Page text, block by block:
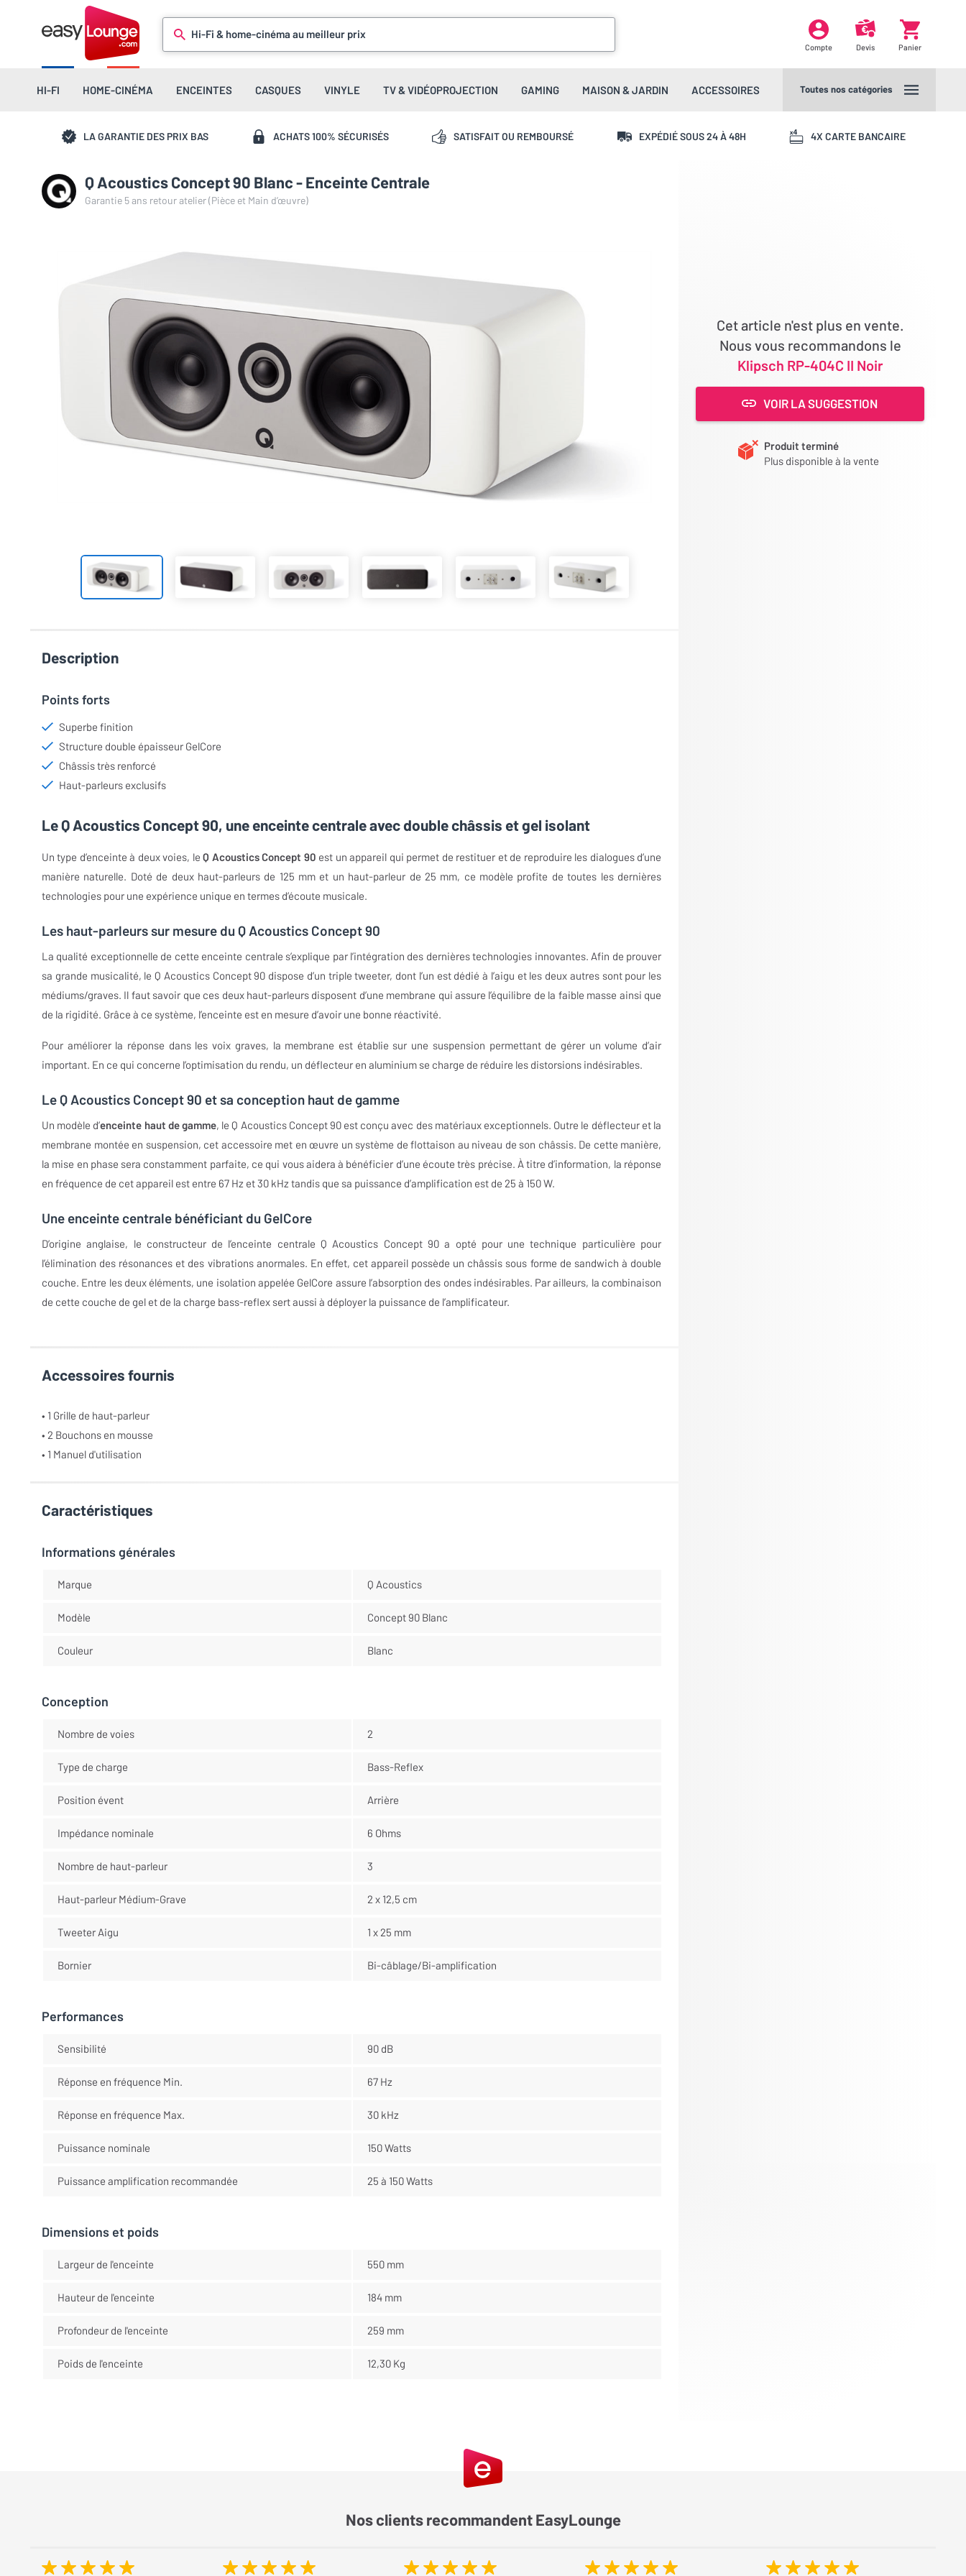
Hi-Fi & home-cinéma au meilleur prix
Compte Devis Panier
HI-FI HOME-CINÉMA ENCEINTES CASQUES VINYLE TV & VIDÉOPROJECTION GAMING MAISON & JARDIN ACCESSOIRES Toutes nos catégories
LA GARANTIE DES PRIX BAS ACHATS 100% SÉCURISÉS SATISFAIT OU REMBOURSÉ EXPÉDIÉ SOUS 24 À 48H 4X CARTE BANCAIRE
Q Acoustics Concept 90 Blanc - Enceinte Centrale
Garantie 5 ans retour atelier (Pièce et Main d’œuvre)
Cet article n'est plus en vente.
Nous vous recommandons le
Klipsch RP-404C II Noir
VOIR LA SUGGESTION
Produit terminé
Plus disponible à la vente
Description
Points forts
Superbe finition
Structure double épaisseur GelCore
Châssis très renforcé
Haut-parleurs exclusifs
Le Q Acoustics Concept 90, une enceinte centrale avec double châssis et gel isolant
Un type d’enceinte à deux voies, leQ Acoustics Concept 90 est un appareil qui permet de restituer et de reproduire les dialogues d’une
manière naturelle. Doté de deux haut-parleurs de 125 mm et un haut-parleur de 25 mm, ce modèle profite de toutes les dernières
technologies pour une expérience unique en termes d’écoute musicale.
Les haut-parleurs sur mesure du Q Acoustics Concept 90
La qualité exceptionnelle de cette enceinte centrale s’explique par l’intégration des dernières technologies innovantes. Afin de prouver
sa grande musicalité, le Q Acoustics Concept 90 dispose d’un triple tweeter, dont l’un est dédié à l’aigu et les deux autres sont pour les
médiums/graves. Il faut savoir que ces deux haut-parleurs disposent d’une membrane qui assure l’équilibre de la faible masse ainsi que
de la rigidité. Grâce à ce système, l’enceinte est en mesure d’avoir une bonne réactivité.
Pour améliorer la réponse dans les voix graves, la membrane est établie sur une suspension permettant de gérer un volume d’air
important. En ce qui concerne l’optimisation du rendu, un déflecteur en aluminium se charge de réduire les distorsions indésirables.
Le Q Acoustics Concept 90 et sa conception haut de gamme
Un modèle d’enceinte haut de gamme, le Q Acoustics Concept 90 est conçu avec des matériaux exceptionnels. Outre le déflecteur et la
membrane montée en suspension, cet accessoire met en œuvre un système de flottaison au niveau de son châssis. De cette manière,
la mise en phase sera constamment parfaite, ce qui vous aidera à bénéficier d’une écoute très précise. À titre d’information, la réponse
en fréquence de cet appareil est entre 67 Hz et 30 kHz tandis que sa puissance d’amplification est de 25 à 150 W.
Une enceinte centrale bénéficiant du GelCore
D’origine anglaise, le constructeur de l’enceinte centrale Q Acoustics Concept 90 a opté pour une technique particulière pour
l’élimination des résonances et des vibrations anormales. En effet, cet appareil possède un châssis sous forme de sandwich à double
couche. Entre les deux éléments, une isolation appelée GelCore assure l’absorption des ondes indésirables. Par ailleurs, la combinaison
de cette couche de gel et de la charge bass-reflex sert aussi à déployer la puissance de l’amplificateur.
Accessoires fournis
• 1 Grille de haut-parleur
• 2 Bouchons en mousse
• 1 Manuel d'utilisation
Caractéristiques
Informations générales
Marque Q Acoustics
Modèle Concept 90 Blanc
Couleur Blanc
Conception
Nombre de voies 2
Type de charge Bass-Reflex
Position évent Arrière
Impédance nominale 6 Ohms
Nombre de haut-parleur 3
Haut-parleur Médium-Grave 2 x 12,5 cm
Tweeter Aigu 1 x 25 mm
Bornier Bi-câblage/Bi-amplification
Performances
Sensibilité 90 dB
Réponse en fréquence Min. 67 Hz
Réponse en fréquence Max. 30 kHz
Puissance nominale 150 Watts
Puissance amplification recommandée 25 à 150 Watts
Dimensions et poids
Largeur de l'enceinte 550 mm
Hauteur de l'enceinte 184 mm
Profondeur de l'enceinte 259 mm
Poids de l'enceinte 12,30 Kg
Nos clients recommandent EasyLounge